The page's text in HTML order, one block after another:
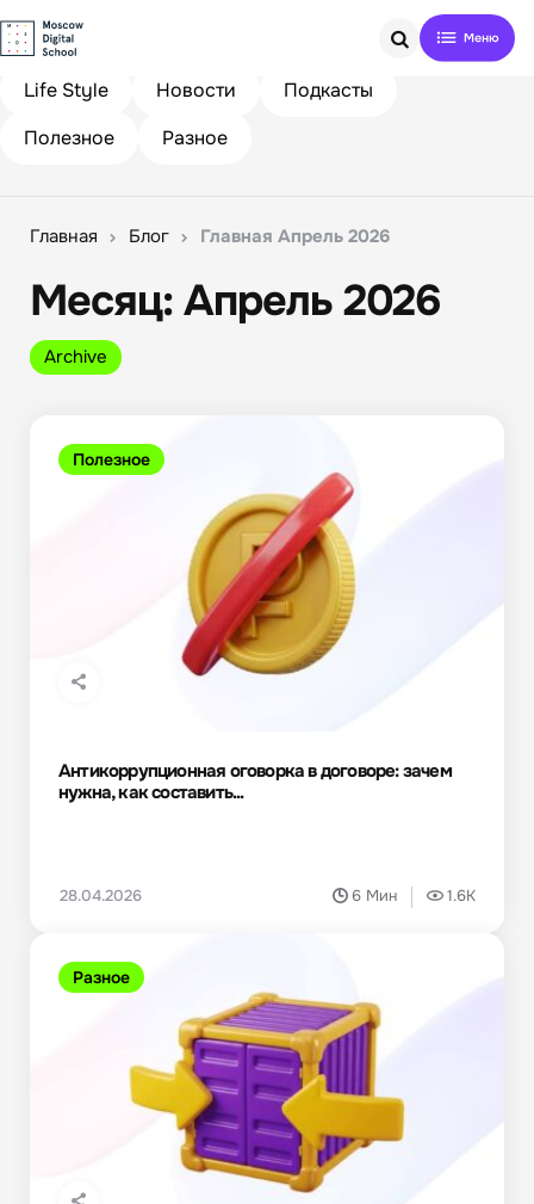
Search
Life Style
Новости
Подкасты
Полезное
Разное
Главная Блог Главная Апрель 2026
Archive
Месяц:Апрель 2026
Полезное
Антикоррупционная оговорка в договоре: зачем
нужна, как составить...
28.04.2026 6 Мин 1.6K
Разное